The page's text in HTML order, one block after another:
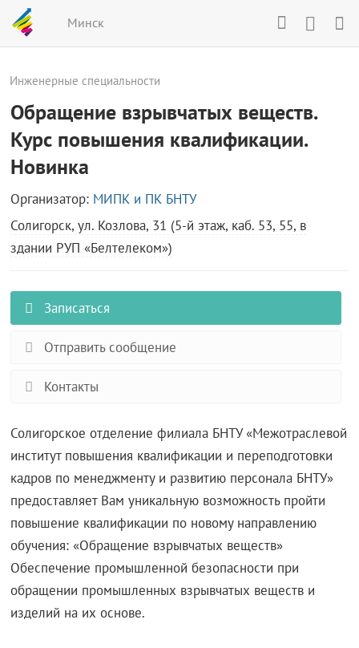
Минск
Инженерные специальности
Обращение взрывчатых веществ.
Курс повышения квалификации.
Новинка
Организатор: МИПК и ПК БНТУ
Солигорск, ул. Козлова, 31 (5-й этаж, каб. 53, 55, в
здании РУП «Белтелеком»)
Записаться
Отправить сообщение
Контакты
Солигорское отделение филиала БНТУ «Межотраслевой
институт повышения квалификации и переподготовки
кадров по менеджменту и развитию персонала БНТУ»
предоставляет Вам уникальную возможность пройти
повышение квалификации по новому направлению
обучения: «Обращение взрывчатых веществ»
Обеспечение промышленной безопасности при
обращении промышленных взрывчатых веществ и
изделий на их основе.